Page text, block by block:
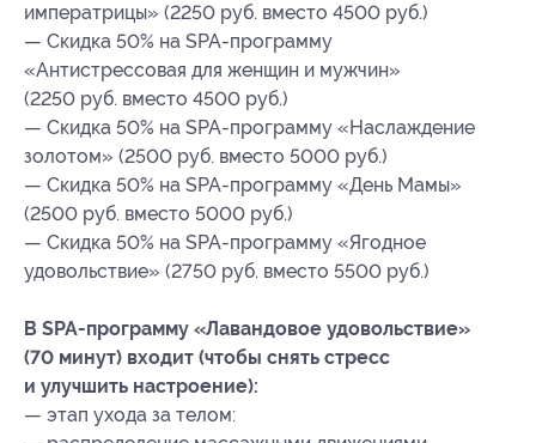
императрицы» (2250 руб. вместо 4500 руб.)
— Скидка 50% на SPA-программу
«Антистрессовая для женщин и мужчин»
(2250 руб. вместо 4500 руб.)
— Скидка 50% на SPA-программу «Наслаждение
золотом» (2500 руб. вместо 5000 руб.)
— Скидка 50% на SPA-программу «День Мамы»
(2500 руб. вместо 5000 руб.)
— Скидка 50% на SPA-программу «Ягодное
удовольствие» (2750 руб. вместо 5500 руб.)
В SPA-программу «Лавандовое удовольствие»
(70 минут) входит (чтобы снять стресс
и улучшить настроение):
— этап ухода за телом: